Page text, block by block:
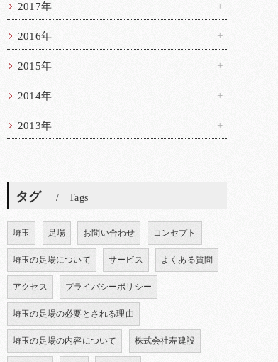
2017年
2016年
2015年
2014年
2013年
タグ Tags
埼玉 足場 お問い合わせ コンセプト
埼玉の足場について サービス よくある質問
アクセス プライバシーポリシー
埼玉の足場の必要とされる理由
埼玉の足場の内容について 株式会社寿建設